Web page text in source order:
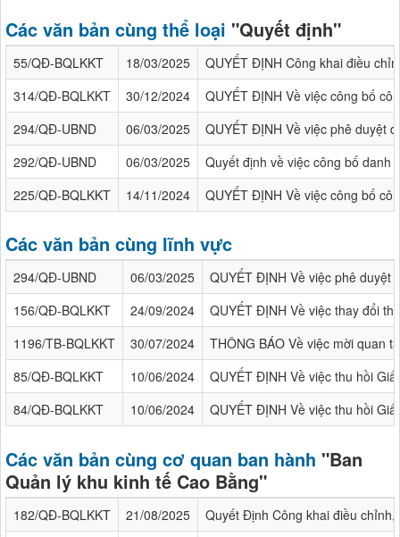
Các văn bản cùng thể loại "Quyết định"
55/QĐ-BQLKKT 18/03/2025
QUYẾT ĐỊNH Công khai điều
314/QĐ-BQLKKT
30/12/2024
QUYẾT ĐỊNH Về việc công bố
294/QĐ-UBND
06/03/2025
QUYẾT ĐỊNH Về việc phê duyệt
292/QĐ-UBND
06/03/2025
Quyết định về việc công bố danh
225/QĐ-BQLKKT
14/11/2024 QUYẾT ĐỊNH Về việc công bố
Các văn bản cùng lĩnh vực
294/QĐ-UBND 06/03/2025
QUYẾT ĐỊNH Về việc phê duyệt
156/QĐ-BQLKKT
24/09/2024
QUYẾT ĐỊNH Về việc thay đổi
1196/TB-BQLKKT
30/07/2024
THÔNG BÁO Về việc mời quan
85/QĐ-BQLKKT
10/06/2024
QUYẾT ĐỊNH Về việc thu hồi
84/QĐ-BQLKKT
10/06/2024 QUYẾT ĐỊNH Về việc thu hồi
Các văn bản cùng cơ quan ban hành "Ban
Quản lý khu kinh tế Cao Bằng"
182/QĐ-BQLKKT 21/08/2025
Quyết Định Công khai điều